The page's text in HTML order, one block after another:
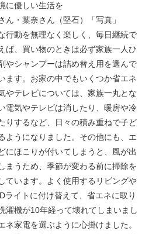
に優しい生活を
・葉奈さん（堅石）「写真」
動を無理なく楽しく、毎日継続で
ば、買い物のときは必ず家族一人ひ
やシャンプーは詰め替え用を選んで
ます。お家の中でもいくつか省エネ
やテレビについては、家族一丸とな
電気やテレビは消したり、暖房や冷
りするなど、日々の積み重ねで子ど
ようになりました。その他にも、エ
にほこりが付いてしまうと、風が出
まうため、季節が変わる前に掃除を
ています。よく使用するリビングや
ライトに付け替えて、省エネに取り
濯機が10年経って壊れてしまいまし
家電を選ぶように心掛けました。